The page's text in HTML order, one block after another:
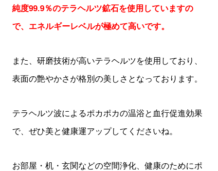
純度99.9％のテラヘルツ鉱石を使用していますの
で、エネルギーレベルが極めて高いです。
また、研磨技術が高いテラヘルツを使用しており、
表面の艶やかさが格別の美しさとなっております。
テラヘルツ波によるポカポカの温浴と血行促進効果
で、ぜひ美と健康運アップしてくださいね。
お部屋・机・玄関などの空間浄化、健康のためにポ